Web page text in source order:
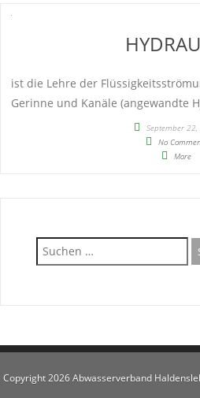
ist die Lehre der
Gerinne und Kanäle (angewandte
September
No
More
Suche
nach:
Copyright 2026 Abwasserverband